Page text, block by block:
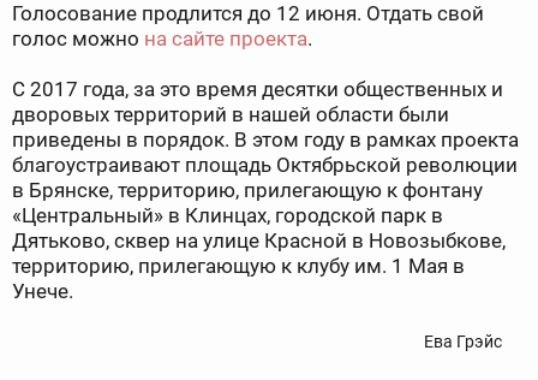
Голосование продлится до 12 июня. Отдать свой
голос можно на сайте проекта.
С 2017 года, за это время десятки общественных и
дворовых территорий в нашей области были
приведены в порядок. В этом году в рамках проекта
благоустраивают площадь Октябрьской революции
в Брянске, территорию, прилегающую к фонтану
«Центральный» в Клинцах, городской парк в
Дятьково, сквер на улице Красной в Новозыбкове,
территорию, прилегающую к клубу им. 1 Мая в
Унече.
Ева Грэйс